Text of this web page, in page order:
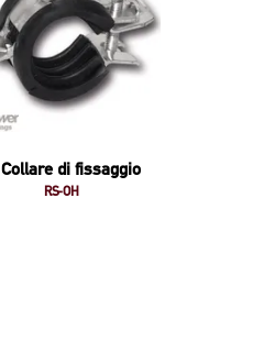
Collare di fissaggio
RS-OH